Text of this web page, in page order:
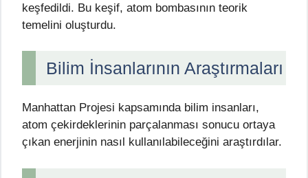
keşfedildi. Bu keşif, atom bombasının teorik
temelini oluşturdu.
Bilim İnsanlarının Araştırmaları
Manhattan Projesi kapsamında bilim insanları,
atom çekirdeklerinin parçalanması sonucu ortaya
çıkan enerjinin nasıl kullanılabileceğini araştırdılar.